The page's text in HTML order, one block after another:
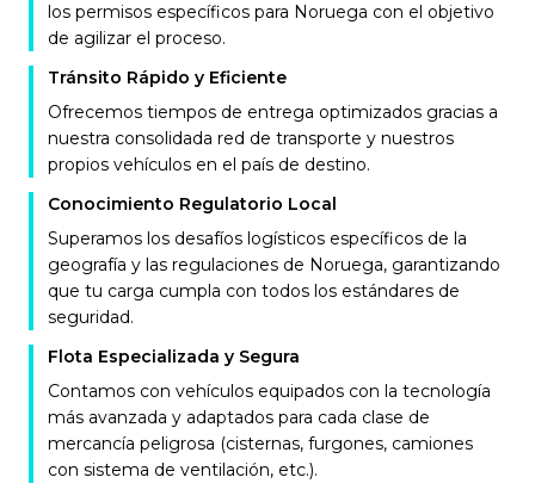
los permisos específicos para Noruega con el objetivo
de agilizar el proceso.
Tránsito Rápido y Eficiente
Ofrecemos tiempos de entrega optimizados gracias a
nuestra consolidada red de transporte y nuestros
propios vehículos en el país de destino.
Conocimiento Regulatorio Local
Superamos los desafíos logísticos específicos de la
geografía y las regulaciones de Noruega, garantizando
que tu carga cumpla con todos los estándares de
seguridad.
Flota Especializada y Segura
Contamos con vehículos equipados con la tecnología
más avanzada y adaptados para cada clase de
mercancía peligrosa (cisternas, furgones, camiones
con sistema de ventilación, etc.).